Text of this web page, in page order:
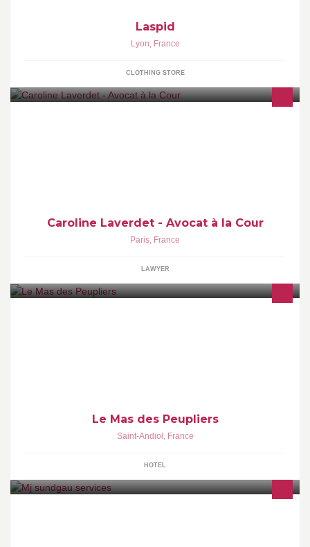
Laspid
Lyon, France
CLOTHING STORE
Caroline Laverdet - Avocat à la Cour
Paris, France
LAWYER
Le Mas des Peupliers
Saint-Andiol , France
HOTEL